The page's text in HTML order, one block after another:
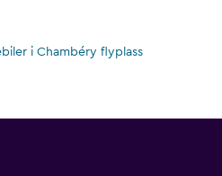
i Chambéry flyplass